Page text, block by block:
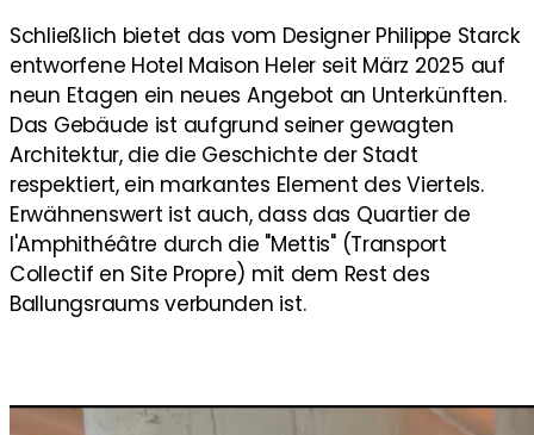
Schließlich bietet das vom Designer Philippe Starck
entworfene Hotel Maison Heler seit März 2025 auf
neun Etagen ein neues Angebot an Unterkünften.
Das Gebäude ist aufgrund seiner gewagten
Architektur, die die Geschichte der Stadt
respektiert, ein markantes Element des Viertels.
Erwähnenswert ist auch, dass das Quartier de
l'Amphithéâtre durch die "Mettis" (Transport
Collectif en Site Propre) mit dem Rest des
Ballungsraums verbunden ist.